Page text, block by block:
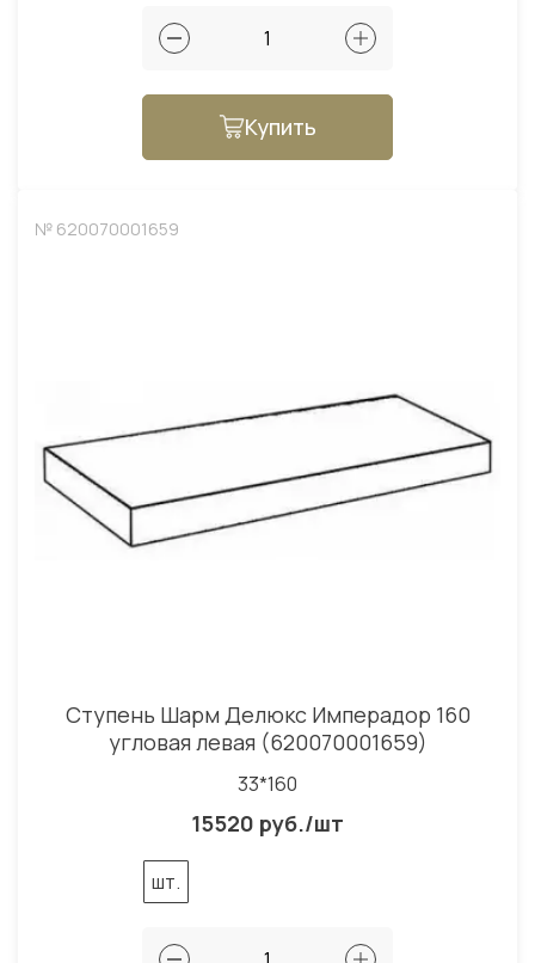
Купить
№ 620070001659
Ступень Шарм Делюкс Имперадор 160
угловая левая (620070001659)
33*160
15520 руб./шт
шт.